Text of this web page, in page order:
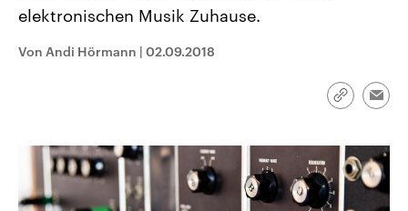
Umfragen, Prognosen,
und Hintergründe zu den Parteien
und Kandidaten der anstehenden
Sendungen Programm
elektronischen Musik Zuhause.
Von Andi Hörmann | 02.09.2018
Link